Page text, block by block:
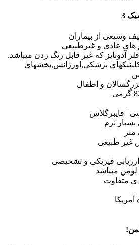
3
وسیعی از بیماران
عادی و غیرطبیعی
آدونایز که غیر قابل زنگ زدن میباشد.
پزشکی,اورژانس,بخشهای
و اطفال
| فایبرگلاس
نرم
غیر طبیعی
فیزیکی و تشخیصی